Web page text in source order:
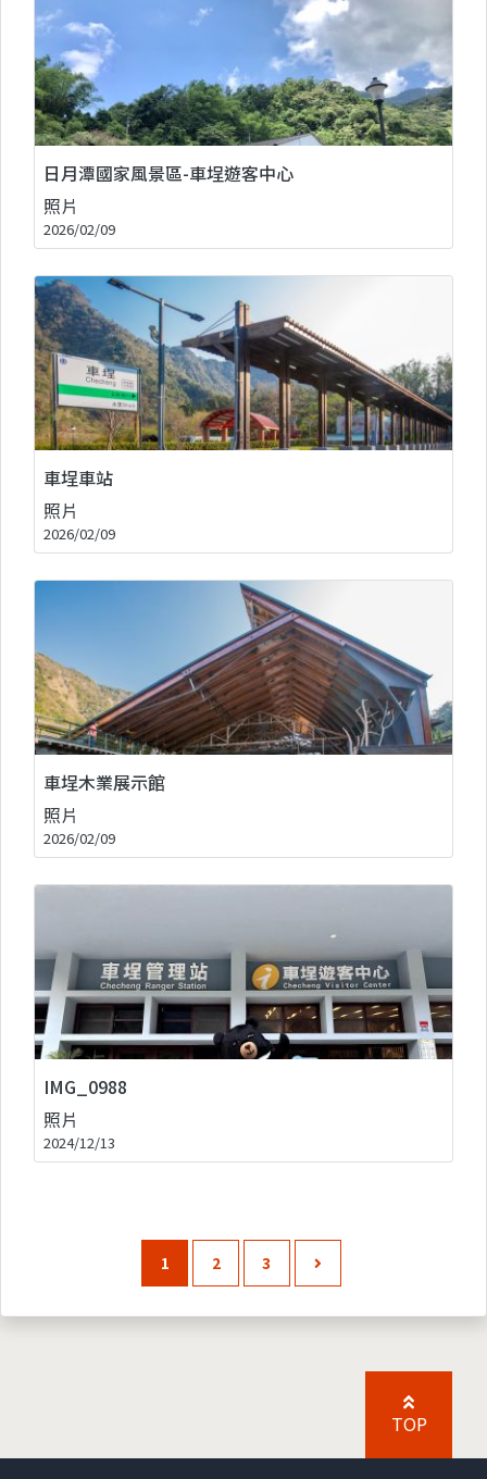
日月潭國家風景區-車埕遊客中心
照片
2026/02/09
車埕車站
照片
2026/02/09
車埕木業展示館
照片
2026/02/09
IMG_0988
照片
2024/12/13
1 2 3
TOP